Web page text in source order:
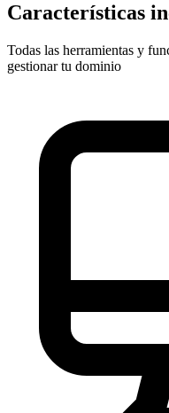
Características
Todas las herramientas y
gestionar tu dominio